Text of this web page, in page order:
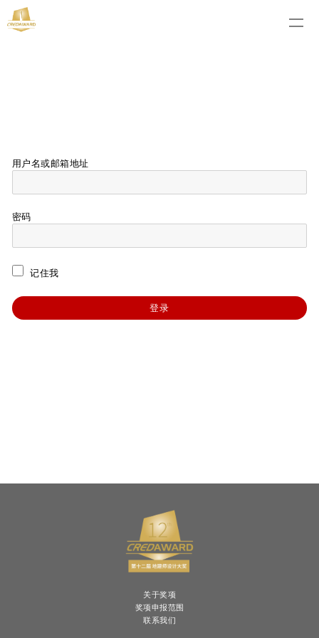
用户名或邮箱地址
密码
记住我
关于奖项
奖项申报范围
联系我们